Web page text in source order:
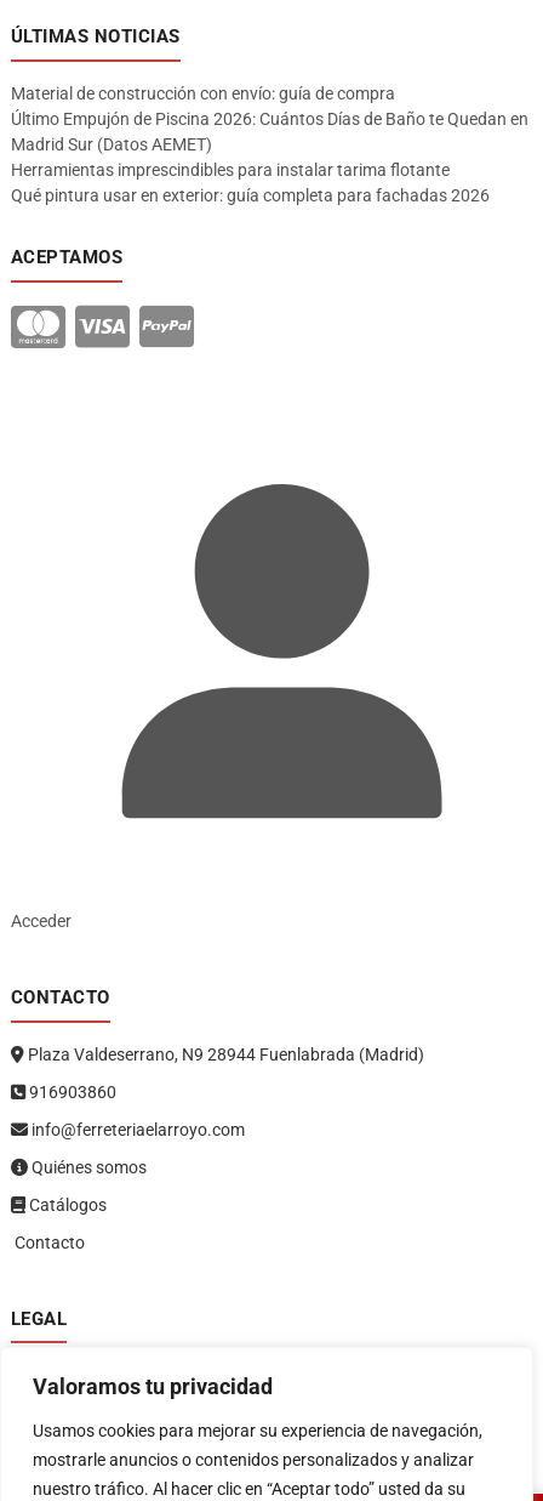
Valoramos tu privacidad
Usamos cookies para mejorar su experiencia de navegación,
mostrarle anuncios o contenidos personalizados y analizar
nuestro tráfico. Al hacer clic en “Aceptar todo” usted da su
ÚLTIMAS NOTICIAS
Material de construcción con envío: guía de compra
Último Empujón de Piscina 2026: Cuántos Días de Baño te Quedan en
Madrid Sur (Datos AEMET)
Herramientas imprescindibles para instalar tarima flotante
Qué pintura usar en exterior: guía completa para fachadas 2026
ACEPTAMOS
Acceder
CONTACTO
Plaza Valdeserrano, N9 28944 Fuenlabrada (Madrid)
916903860
info@ferreteriaelarroyo.com
Quiénes somos
Catálogos
Contacto
LEGAL
Política de privacidad
Política de devoluciones y reembolsos
Términos y condiciones